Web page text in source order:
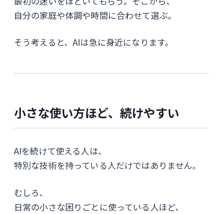
自分の家庭や体調や時間に合わせて選ぶ。
そう考えると、AIは急に身近になります。
小さな使い方ほど、続けやすい
AIを続けて使える人は、
特別な技術を持っている人だけではありません。
むしろ、
日常の小さな困りごとに使っている人ほど、